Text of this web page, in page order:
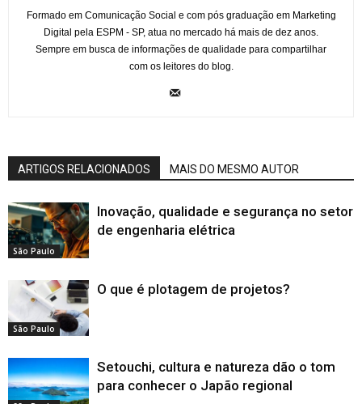
Formado em Comunicação Social e com pós graduação em Marketing
Digital pela ESPM - SP, atua no mercado há mais de dez anos.
Sempre em busca de informações de qualidade para compartilhar
com os leitores do blog.
ARTIGOS RELACIONADOS MAIS DO MESMO AUTOR
São Paulo
Inovação, qualidade e segurança no setor
de engenharia elétrica
São Paulo
O que é plotagem de projetos?
Setouchi, cultura e natureza dão o tom
para conhecer o Japão regional